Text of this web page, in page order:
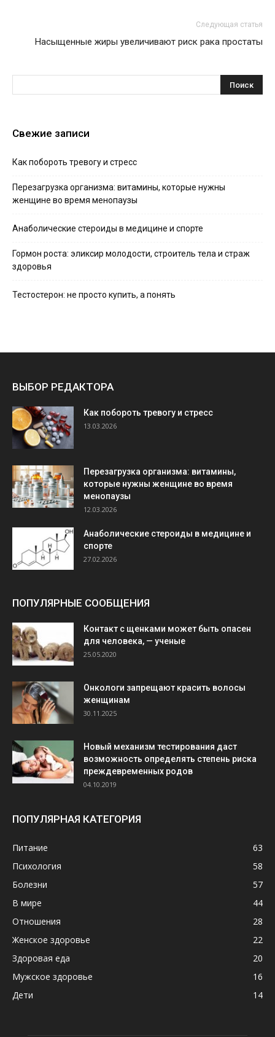
Следующая статья
Насыщенные жиры увеличивают риск рака простаты
Свежие записи
Как побороть тревогу и стресс
Перезагрузка организма: витамины, которые нужны
женщине во время менопаузы
Анаболические стероиды в медицине и спорте
Гормон роста: эликсир молодости, строитель тела и страж
здоровья
Тестостерон: не просто купить, а понять
ВЫБОР РЕДАКТОРА
Как побороть тревогу и стресс
13.03.2026
Перезагрузка организма: витамины,
которые нужны женщине во время
менопаузы
12.03.2026
Анаболические стероиды в медицине и
спорте
27.02.2026
ПОПУЛЯРНЫЕ СООБЩЕНИЯ
Контакт с щенками может быть опасен
для человека, — ученые
25.05.2020
Онкологи запрещают красить волосы
женщинам
30.11.2025
Новый механизм тестирования даст
возможность определять степень риска
преждевременных родов
04.10.2019
ПОПУЛЯРНАЯ КАТЕГОРИЯ
Питание
63
Психология
58
Болезни
57
В мире
44
Отношения
28
Женское здоровье
22
Здоровая еда
20
Мужское здоровье
16
Дети
14